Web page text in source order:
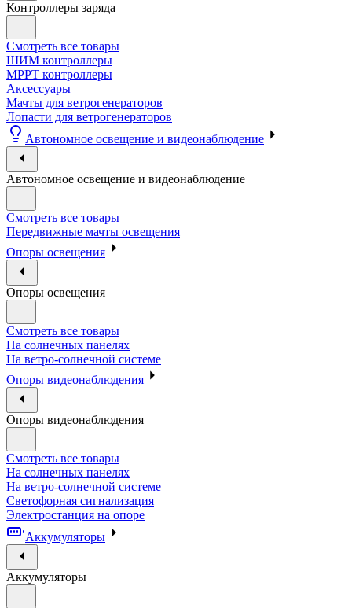
Контроллеры заряда
Смотреть все товары
ШИМ контроллеры
МРРТ контроллеры
Аксессуары
Мачты для ветрогенераторов
Лопасти для ветрогенераторов
Автономное освещение и видеонаблюдение
Автономное освещение и видеонаблюдение
Смотреть все товары
Передвижные мачты освещения
Опоры освещения
Опоры освещения
Смотреть все товары
На солнечных панелях
На ветро-солнечной системе
Опоры видеонаблюдения
Опоры видеонаблюдения
Смотреть все товары
На солнечных панелях
На ветро-солнечной системе
Светофорная сигнализация
Электростанция на опоре
Аккумуляторы
Аккумуляторы